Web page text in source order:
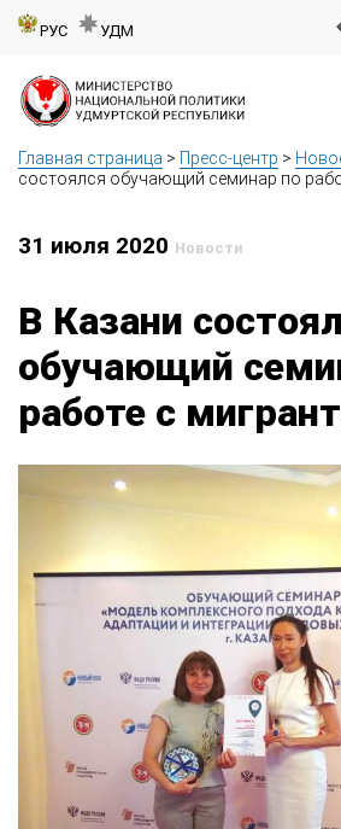
РУС УДМ
Главная страница > Пресс-центр >
состоялся обучающий семинар по
31 июля 2020 Новости
В Казани
обучающий
работе с